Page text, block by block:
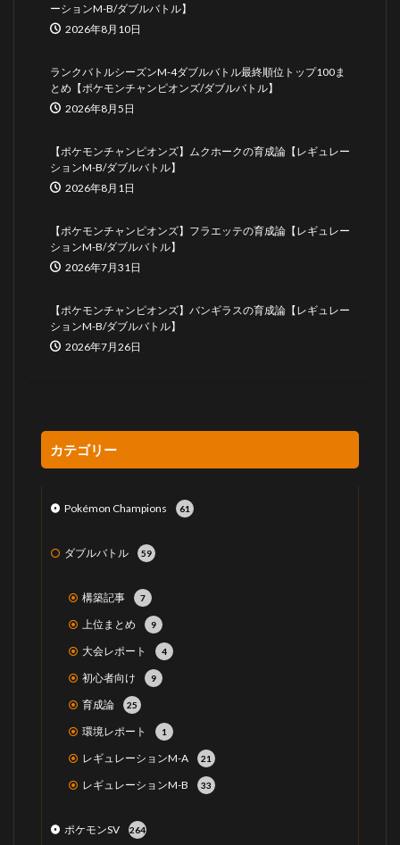
ーションM-B/ダブルバトル】
2026年8月10日
ランクバトルシーズンM-4ダブルバトル最終順位トップ100ま
とめ【ポケモンチャンピオンズ/ダブルバトル】
2026年8月5日
【ポケモンチャンピオンズ】ムクホークの育成論【レギュレー
ションM-B/ダブルバトル】
2026年8月1日
【ポケモンチャンピオンズ】フラエッテの育成論【レギュレー
ションM-B/ダブルバトル】
2026年7月31日
【ポケモンチャンピオンズ】バンギラスの育成論【レギュレー
ションM-B/ダブルバトル】
2026年7月26日
カテゴリー
Pokémon Champions 61
ダブルバトル 59
構築記事 7
上位まとめ 9
大会レポート 4
初心者向け 9
育成論 25
環境レポート 1
レギュレーションM-A 21
レギュレーションM-B 33
ポケモンSV 264